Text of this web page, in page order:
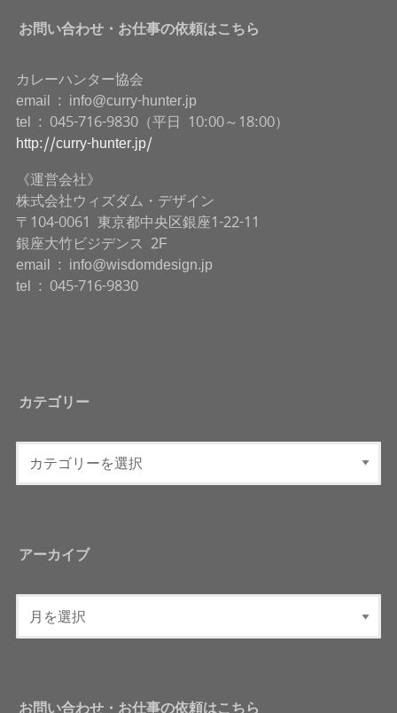
お問い合わせ・お仕事の依頼はこちら
カレーハンター協会
email : info@curry-hunter.jp
tel : 045-716-9830（平日 10:00～18:00）
http://curry-hunter.jp/
《運営会社》
株式会社ウィズダム・デザイン
〒104-0061 東京都中央区銀座1-22-11
銀座大竹ビジデンス 2F
email : info@wisdomdesign.jp
tel : 045-716-9830
カテゴリー
アーカイブ
お問い合わせ・お仕事の依頼はこちら